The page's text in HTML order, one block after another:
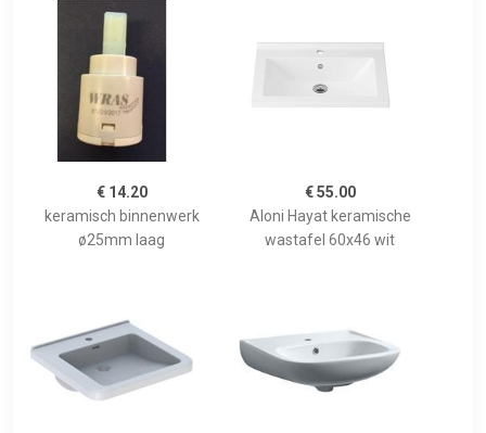
€ 14.20
keramisch binnenwerk
ø25mm laag
€ 55.00
Aloni Hayat keramische
wastafel 60x46 wit